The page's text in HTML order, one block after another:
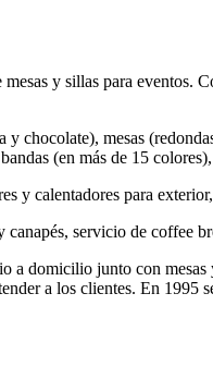
y sillas para eventos.
mesas
(en más de 15
y calentadores para
servicio de coffee
domicilio junto con
a los clientes. En